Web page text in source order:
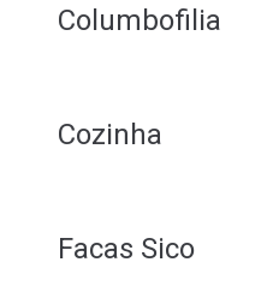
Columbofilia
Cozinha
Facas Sico